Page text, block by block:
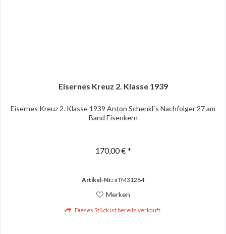
Eisernes Kreuz 2. Klasse 1939
Eisernes Kreuz 2. Klasse 1939 Anton Schenkl´s Nachfolger 27 am
Band Eisenkern
170,00 € *
Artikel-Nr.:aTM31284
Merken
Dieses Stück ist bereits verkauft.